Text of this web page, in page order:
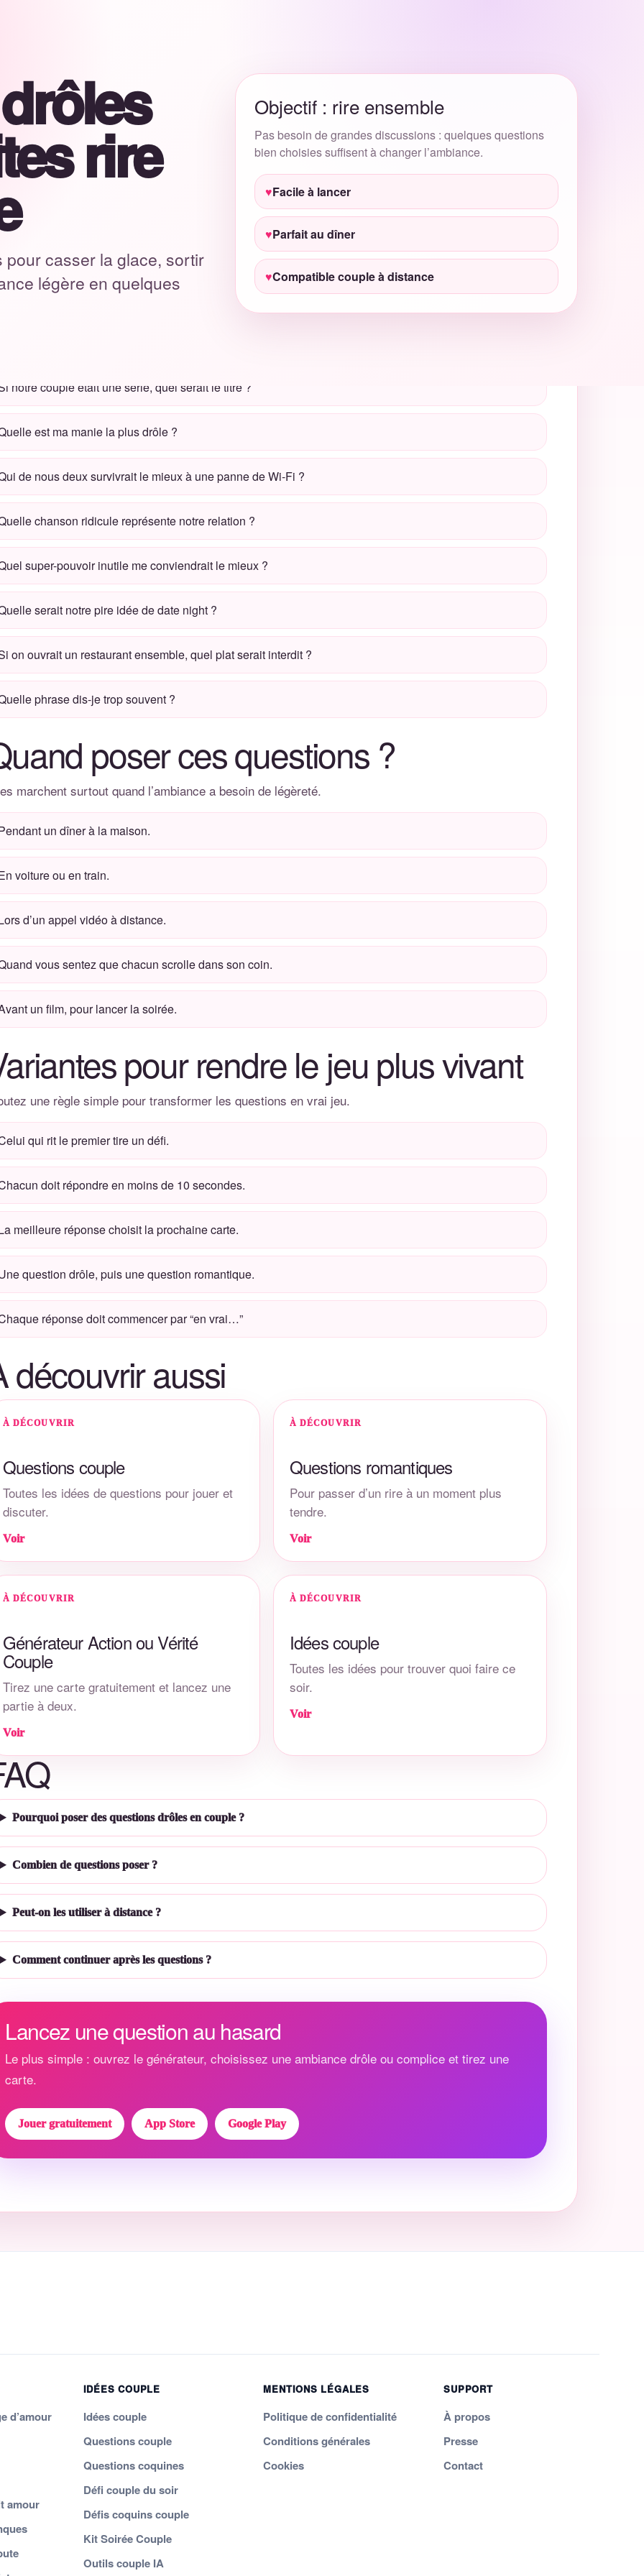
rire
casser la glace, sortir
légère en quelques
Objectif : rire ensemble
Pas besoin de grandes discussions : quelques questions
bien choisies suffisent à changer l’ambiance.
Facile à lancer
Parfait au dîner
Compatible couple à distance
question drôle fonctionne bien parce qu’elle ne demande pas de grande préparation. Elle invite à
exagérer, raconter une anecdote et se surprendre à deux.
Vous préférez une carte surprise ?
Lancez le générateur et laissez Lovely Couple choisir la prochaine question pour vous.
drôles à poser en couple
notre couple était une série, quel serait le titre ?
est ma manie la plus drôle ?
de nous deux survivrait le mieux à une panne de Wi‑Fi ?
chanson ridicule représente notre relation ?
super-pouvoir inutile me conviendrait le mieux ?
serait notre pire idée de date night ?
on ouvrait un restaurant ensemble, quel plat serait interdit ?
phrase dis-je trop souvent ?
poser ces questions ?
marchent surtout quand l’ambiance a besoin de légèreté.
un dîner à la maison.
voiture ou en train.
d’un appel vidéo à distance.
vous sentez que chacun scrolle dans son coin.
un film, pour lancer la soirée.
pour rendre le jeu plus vivant
une règle simple pour transformer les questions en vrai jeu.
qui rit le premier tire un défi.
doit répondre en moins de 10 secondes.
meilleure réponse choisit la prochaine carte.
question drôle, puis une question romantique.
réponse doit commencer par “en vrai…”
découvrir aussi
À DÉCOUVRIR
Questions couple
Toutes les idées de questions pour jouer et
discuter.
Voir
À DÉCOUVRIR
Questions romantiques
Pour passer d’un rire à un moment plus
tendre.
Voir
À DÉCOUVRIR
Générateur Action ou Vérité
Couple
Tirez une carte gratuitement et lancez une
partie à deux.
Voir
À DÉCOUVRIR
Idées couple
Toutes les idées pour trouver quoi faire ce
soir.
Voir
Pourquoi poser des questions drôles en couple ?
Combien de questions poser ?
Peut-on les utiliser à distance ?
Comment continuer après les questions ?
Lancez une question au hasard
Le plus simple : ouvrez le générateur, choisissez une ambiance drôle ou complice et tirez une
carte.
Jouer gratuitement App Store Google Play
d’amour
amour
IDÉES COUPLE
Idées couple
Questions couple
Questions coquines
Défi couple du soir
Défis coquins couple
Kit Soirée Couple
Outils couple IA
MENTIONS LÉGALES
Politique de confidentialité
Conditions générales
Cookies
SUPPORT
À propos
Presse
Contact